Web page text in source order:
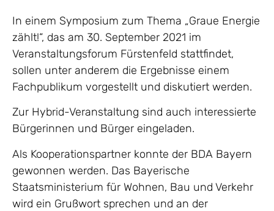
In einem Symposium zum Thema „Graue Energie
zählt!“, das am 30. September 2021 im
Veranstaltungsforum Fürstenfeld stattfindet,
sollen unter anderem die Ergebnisse einem
Fachpublikum vorgestellt und diskutiert werden.
Zur Hybrid-Veranstaltung sind auch interessierte
Bürgerinnen und Bürger eingeladen.
Als Kooperationspartner konnte der BDA Bayern
gewonnen werden. Das Bayerische
Staatsministerium für Wohnen, Bau und Verkehr
wird ein Grußwort sprechen und an der